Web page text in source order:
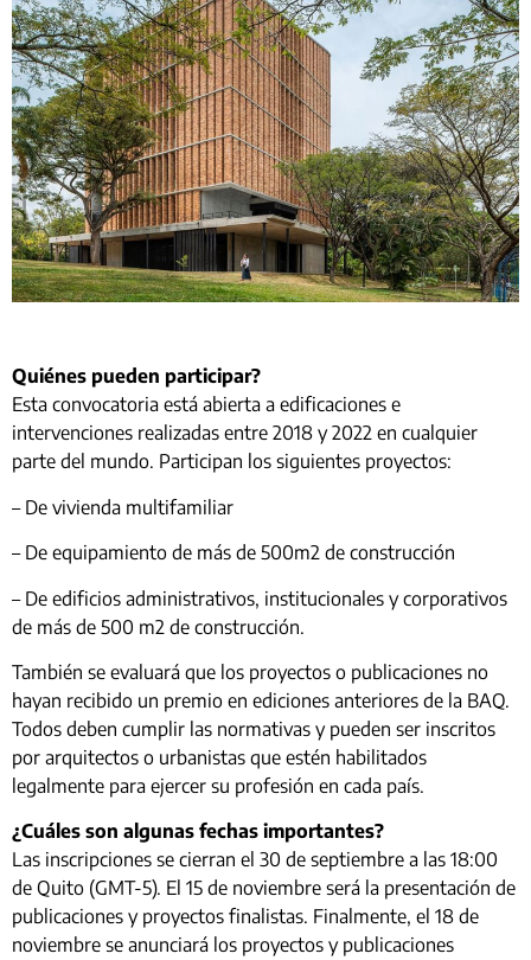
Quiénes pueden participar?
Esta convocatoria está abierta a edificaciones e
intervenciones realizadas entre 2018 y 2022 en cualquier
parte del mundo. Participan los siguientes proyectos:
– De vivienda multifamiliar
– De equipamiento de más de 500m2 de construcción
– De edificios administrativos, institucionales y corporativos
de más de 500 m2 de construcción.
También se evaluará que los proyectos o publicaciones no
hayan recibido un premio en ediciones anteriores de la BAQ.
Todos deben cumplir las normativas y pueden ser inscritos
por arquitectos o urbanistas que estén habilitados
legalmente para ejercer su profesión en cada país.
¿Cuáles son algunas fechas importantes?
Las inscripciones se cierran el 30 de septiembre a las 18:00
de Quito (GMT-5). El 15 de noviembre será la presentación de
publicaciones y proyectos finalistas. Finalmente, el 18 de
noviembre se anunciará los proyectos y publicaciones